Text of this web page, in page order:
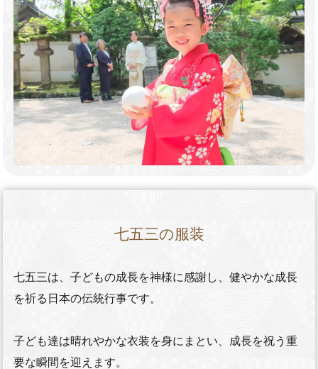
七五三の服装
七五三は、子どもの成長を神様に感謝し、健やかな成長
を祈る日本の伝統行事です。
子ども達は晴れやかな衣装を身にまとい、成長を祝う重
要な瞬間を迎えます。